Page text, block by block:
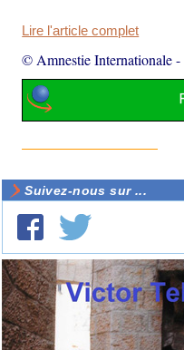
Lire l'article complet
© Amnestie Internationale-
Suivez-nous sur ...